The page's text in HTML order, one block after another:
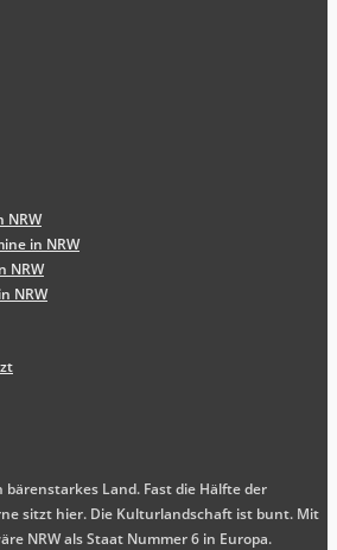
NRW
in NRW
NRW
NRW
Land. Fast die Hälfte der
sitzt hier. Die Kulturlandschaft ist bunt. Mit
NRW als Staat Nummer 6 in Europa.